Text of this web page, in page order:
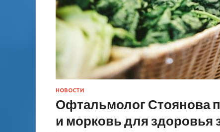
НОВОСТИ
Офтальмолог Стоянова
и морковь для здоровья